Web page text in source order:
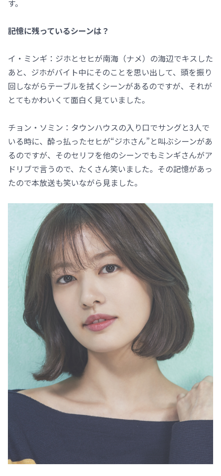
す。
――記憶に残っているシーンは？
イ・ミンギ：ジホとセヒが南海（ナメ）の海辺でキスした
あと、ジホがバイト中にそのことを思い出して、頭を振り
回しながらテーブルを拭くシーンがあるのですが、それが
とてもかわいくて面白く見ていました。
チョン・ソミン：タウンハウスの入り口でサングと3人で
いる時に、酔っ払ったセヒが“ジホさん”と叫ぶシーンがあ
るのですが、そのセリフを他のシーンでもミンギさんがア
ドリブで言うので、たくさん笑いました。その記憶があっ
たので本放送も笑いながら見ました。